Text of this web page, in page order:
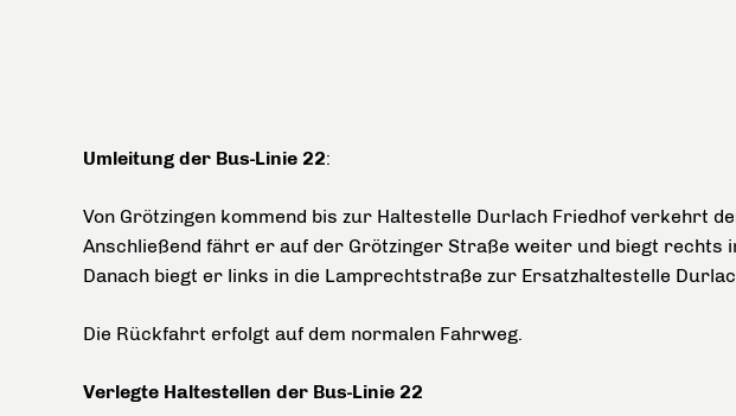
Umleitung der Bus-Linie 22:
Von Grötzingen kommend bis zur Haltestelle Durlach Friedhof verkehrt
Anschließend fährt er auf der Grötzinger Straße weiter und biegt rechts
Danach biegt er links in die Lamprechtstraße zur Ersatzhaltestelle
Die Rückfahrt erfolgt auf dem normalen Fahrweg.
Verlegte Haltestellen der Bus-Linie 22